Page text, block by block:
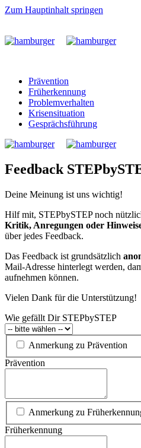
Zum Hauptinhalt springen
Prävention
Früherkennung
Problemverhalten
Krisensituation
Gesprächsführung
Feedback
Deine Meinung ist uns wichtig!
Hilf mit, STEPbySTEP noch
Kritik, Anregungen oder
über jedes Feedback.
Das Feedback ist grundsätzlich
Mail-Adresse hinterlegt werden,
aufnehmen können.
Vielen Dank für die Unterstützung!
Wie gefällt Dir STEPbySTEP
Anmerkung zu Prävention
Prävention
Anmerkung zu
Früherkennung